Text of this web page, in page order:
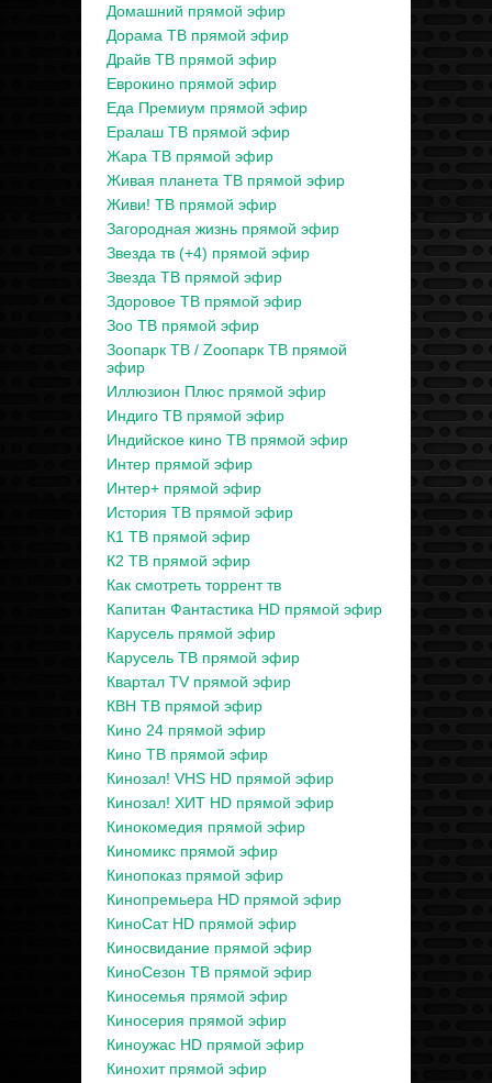
Домашний прямой эфир
Дорама ТВ прямой эфир
Драйв ТВ прямой эфир
Еврокино прямой эфир
Еда Премиум прямой эфир
Ералаш ТВ прямой эфир
Жара ТВ прямой эфир
Живая планета ТВ прямой эфир
Живи! ТВ прямой эфир
Загородная жизнь прямой эфир
Звезда тв (+4) прямой эфир
Звезда ТВ прямой эфир
Здоровое ТВ прямой эфир
Зоо ТВ прямой эфир
Зоопарк ТВ / Zooпарк ТВ прямой
эфир
Иллюзион Плюс прямой эфир
Индиго ТВ прямой эфир
Индийское кино ТВ прямой эфир
Интер прямой эфир
Интер+ прямой эфир
История ТВ прямой эфир
К1 ТВ прямой эфир
К2 ТВ прямой эфир
Как смотреть торрент тв
Капитан Фантастика HD прямой эфир
Карусель прямой эфир
Карусель ТВ прямой эфир
Квартал TV прямой эфир
КВН ТВ прямой эфир
Кино 24 прямой эфир
Кино ТВ прямой эфир
Кинозал! VHS HD прямой эфир
Кинозал! ХИТ HD прямой эфир
Кинокомедия прямой эфир
Киномикс прямой эфир
Кинопоказ прямой эфир
Кинопремьера HD прямой эфир
КиноСат HD прямой эфир
Киносвидание прямой эфир
КиноСезон ТВ прямой эфир
Киносемья прямой эфир
Киносерия прямой эфир
Киноужас HD прямой эфир
Кинохит прямой эфир